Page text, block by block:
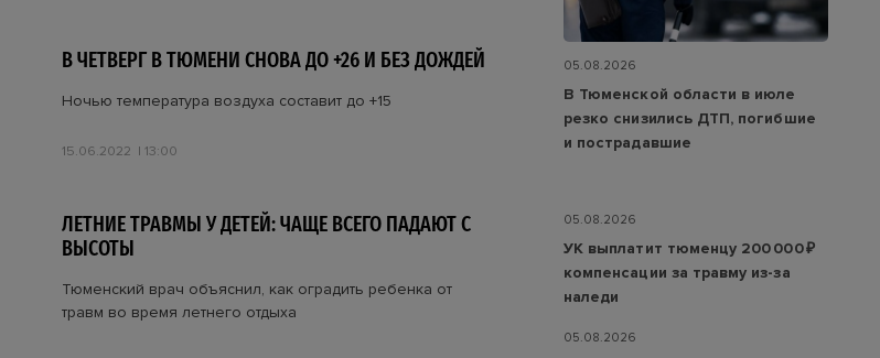
В ЧЕТВЕРГ В ТЮМЕНИ СНОВА ДО +26 И БЕЗ ДОЖДЕЙ
Ночью температура воздуха составит до +15
15.06.2022 13:00
ЛЕТНИЕ ТРАВМЫ У ДЕТЕЙ: ЧАЩЕ ВСЕГО ПАДАЮТ С
ВЫСОТЫ
Тюменский врач объяснил, как оградить ребенка от
травм во время летнего отдыха
05.08.2026
В Тюменской области в июле
резко снизились ДТП, погибшие
и пострадавшие
05.08.2026
УК выплатит тюменцу 200 000 ₽
компенсации за травму из-за
наледи
05.08.2026